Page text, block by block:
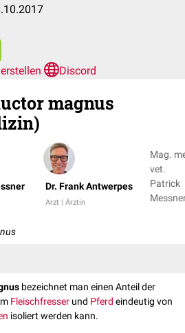
Discord
magnus
Dr. Frank Antwerpes
Arzt | Ärztin
Mag.
vet.
Patrick
bezeichnet man einen Anteil der
Fleischfresser und Pferd eindeutig von
isoliert werden kann.